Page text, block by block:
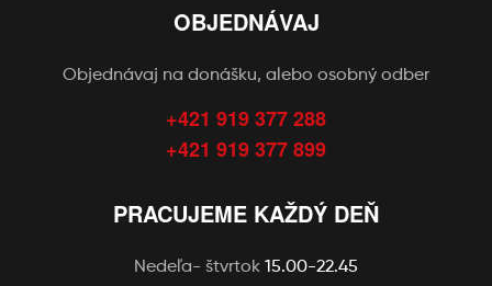
OBJEDNÁVAJ
Objednávaj na donášku, alebo osobný odber
+421 919 377 288
+421 919 377 899
PRACUJEME KAŽDÝ DEŇ
Nedeľa- štvrtok 15.00-22.45